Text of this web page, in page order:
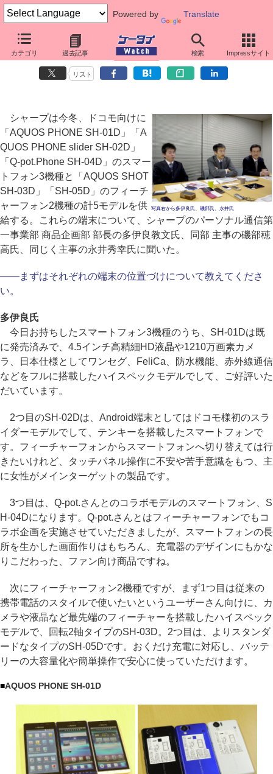
Powered by Translate
カテゴリ 過去記事 検索 Impressサイト
シャープ、ドコモ向け端末開発者インタビュー
ユーザーの声に耳を傾けて作り上げた5モデル
リスト
写真右から多伊良氏、磯部氏、永井氏
シャープは今冬、ドコモ向けに
「AQUOS PHONE SH-01D」「A
QUOS PHONE slider SH-02D」
「Q-pot.Phone SH-04D」のスマー
トフォン3機種と「AQUOS SHOT
SH-03D」「SH-05D」のフィーチ
ャーフォン2機種の計5モデルを供
給する。これらの端末について、シャープのパーソナル通信第
一事業部 商品企画部 部長の多伊良教文氏、同部 主事の磯部穂
高氏、同じく主事の永井秀幸氏に聞いた。
――まずはそれぞれの端末の位置づけについて教えてくださ
い。
多伊良氏
今日お持ちしたスマートフォン3機種のうち、SH-01Dは既
に発売済みで、4.5インチ高精細HD液晶や1210万画素カメ
ラ、日本仕様としてワンセグ、FeliCa、防水機能、赤外線通信
などをフルに搭載したハイスペックモデルでして、ご好評いた
だいています。
2つ目のSH-02Dは、Android端末としてはドコモ様初のスラ
イダーモデルでして、テンキーを搭載したスマートフォンで
す。フィーチャーフォンからスマートフォンへ切り替えては行
きたいけれど、タッチパネル操作に不安や苦手意識をもつ、主
に女性がメインターゲットの製品です。
3つ目は、Q-pot.さんとのコラボモデルのスマートフォン、S
H-04Dになります。Q-pot.さんとはフィーチャーフォンでもコ
ラボ企画を実施させていただきましたが、スマートフォンの長
所を生かした画面作りはもちろん、充電器のデザインにもかな
りこだわった、ファン向け商品ですね。
次にフィーチャーフォン2機種ですが、まず1つ目は従来の
携帯電話のスタイルで使いたいというユーザーさん向けに、カ
メラや液晶など最先端のフィーチャーを搭載したハイスペック
モデルで、回転2軸タイプのSH-03D。2つ目は、よりスタンダ
ードなタイプのSH-05Dです。おくだけ充電に対応し、バッテ
リーの大容量化や簡単操作で安心に使っていただけます。
■AQUOS PHONE SH-01D